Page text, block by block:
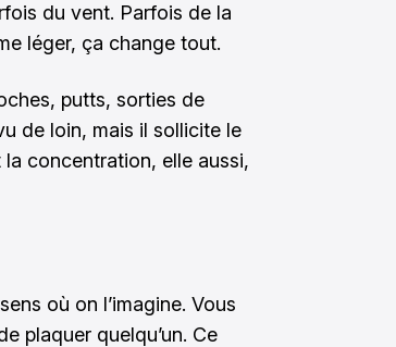
du vent. Parfois de la
léger, ça change tout.
putts, sorties de
de loin, mais il sollicite le
concentration, elle aussi,
où on l’imagine. Vous
plaquer quelqu’un. Ce